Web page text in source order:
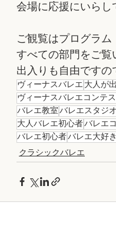
会場に応援にいらし
ご観覧はプログラム
すべての部門をご覧
出入りも自由ですの
ヴィーナスバレエ 大人が
ヴィーナスバレエコンテ
バレエ教室バレエスタジオ
大人バレエ初心者バレエ
バレエ初心者バレエ大好き
クラシックバレエ